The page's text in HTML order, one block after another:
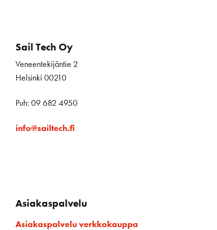
Sail Tech Oy
Veneentekijäntie 2
Helsinki 00210
Puh: 09 682 4950
info@sailtech.fi
Asiakaspalvelu
Asiakaspalvelu verkkokauppa